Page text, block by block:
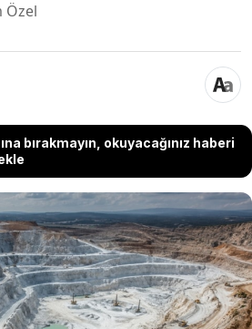
Özel
bırakmayın, okuyacağınız haberi
kullanılan lityuma
dünyanın en büyük lityum
üretime hazırlanıyor.
Cumhuriyeti'ndeki Manono
bu yıl devreye alınması